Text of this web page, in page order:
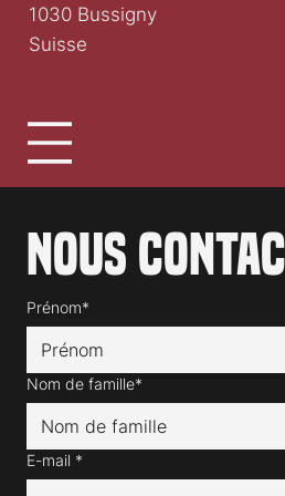
Nous
Prénom*
Nom de famille*
E-mail *
1030 Bussigny
Suisse